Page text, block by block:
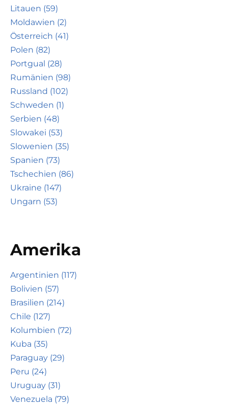
Litauen (59)
Moldawien (2)
Österreich (41)
Polen (82)
Portgual (28)
Rumänien (98)
Russland (102)
Schweden (1)
Serbien (48)
Slowakei (53)
Slowenien (35)
Spanien (73)
Tschechien (86)
Ukraine (147)
Ungarn (53)
Amerika
Argentinien (117)
Bolivien (57)
Brasilien (214)
Chile (127)
Kolumbien (72)
Kuba (35)
Paraguay (29)
Peru (24)
Uruguay (31)
Venezuela (79)